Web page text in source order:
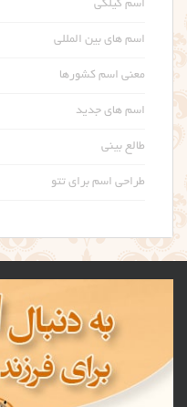
اسم گیلکی
اسم های بین المللی
معنی اسم کشورها
اسم های جدید
طالع بینی
طراحی اسم برای تتو